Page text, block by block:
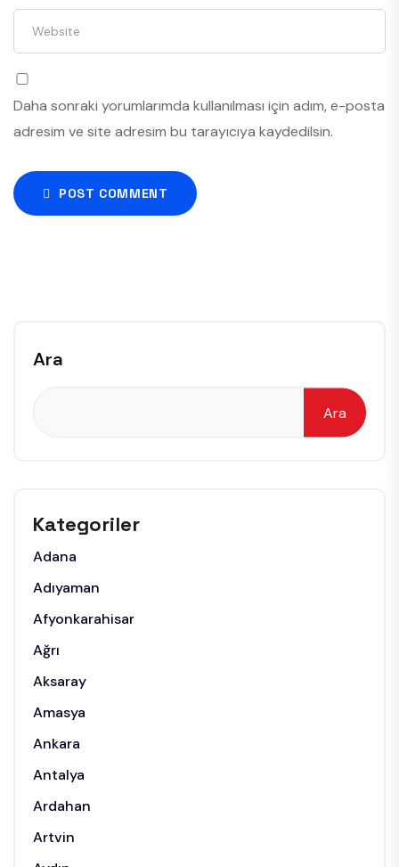
Daha sonraki yorumlarımda kullanılması için adım, e-posta
adresim ve site adresim bu tarayıcıya kaydedilsin.
POST COMMENT
Ara
Ara
Kategoriler
Adana
Adıyaman
Afyonkarahisar
Ağrı
Aksaray
Amasya
Ankara
Antalya
Ardahan
Artvin